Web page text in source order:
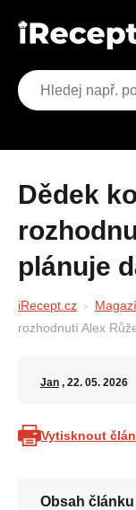
Dědek končí na Primě po
plánuje
iRecept.cz
rozhodnutí Alex
Jan , 22. 05. 2026
Vytisknout
Obsah článku